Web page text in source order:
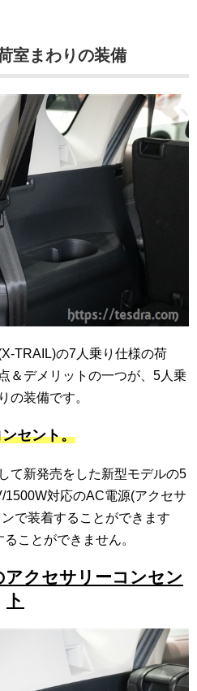
室まわりの装備
TRAIL)の7人乗り仕様の荷
＆デメリットの一つが、5人乗
の装備です。
セント。
て新発売をした新型モデルの5
1500W対応のAC電源(アクセサ
で装着することができます
ことができません。
アクセサリーコンセン
ト